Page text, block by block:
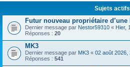
Sujets actifs
Futur nouveau propriétaire
Dernier message par Nestor59310 « Hier,
Réponses : 20
MK3
Dernier message par MK3 « 02 août 2026,
Réponses : 541